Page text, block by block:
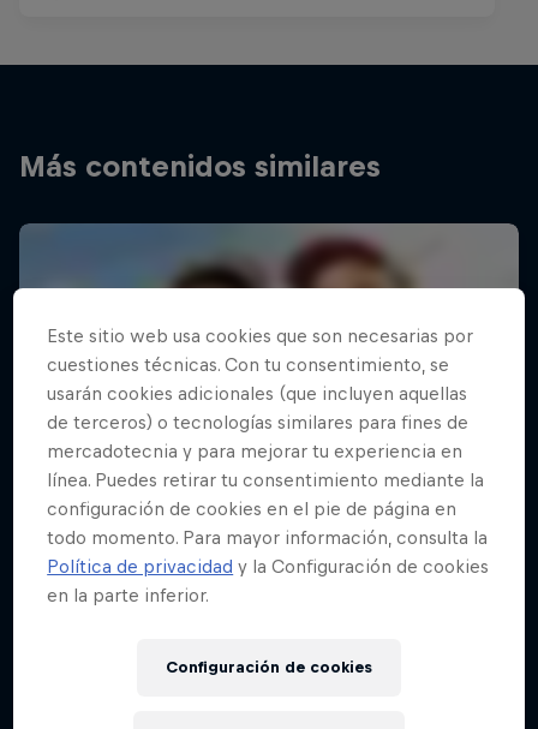
Más contenidos similares
Este sitio web usa cookies que son necesarias por
cuestiones técnicas. Con tu consentimiento, se
usarán cookies adicionales (que incluyen aquellas
de terceros) o tecnologías similares para fines de
mercadotecnia y para mejorar tu experiencia en
línea. Puedes retirar tu consentimiento mediante la
configuración de cookies en el pie de página en
todo momento. Para mayor información, consulta la
Política de privacidad y la Configuración de cookies
en la parte inferior.
Configuración de cookies